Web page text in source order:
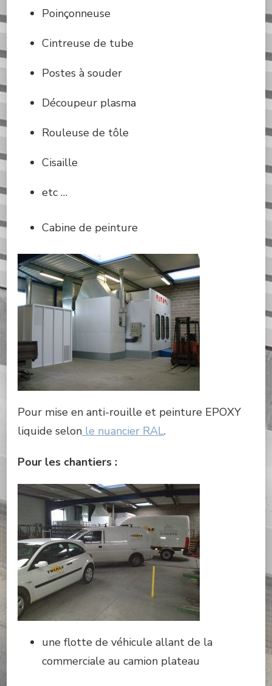
Poinçonneuse
Cintreuse de tube
Postes à souder
Découpeur plasma
Rouleuse de tôle
Cisaille
etc …
Cabine de peinture
Pour mise en anti-rouille et peinture EPOXY
liquide selon le nuancier RAL.
Pour les chantiers :
une flotte de véhicule allant de la
commerciale au camion plateau